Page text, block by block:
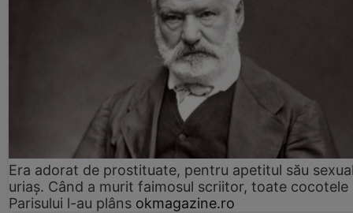
Era adorat de prostituate, pentru apetitul său
uriaș. Când a murit faimosul scriitor, toate cocotele
Parisului l-au plâns okmagazine.ro